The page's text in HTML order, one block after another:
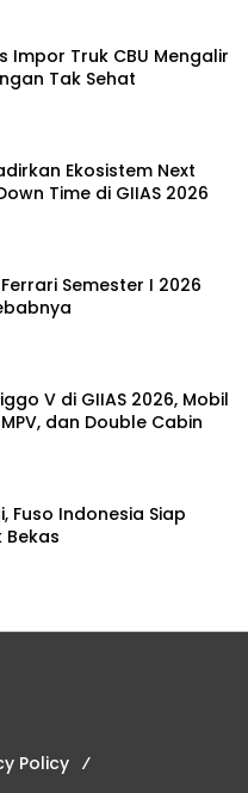
Impor Truk CBU Mengalir
Tak Sehat
Ekosistem Next
Time di GIIAS 2026
Semester I 2026
V di GIIAS 2026, Mobil
dan Double Cabin
Fuso Indonesia Siap
Bekas
Policy